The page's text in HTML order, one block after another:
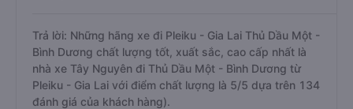
Trả lời: Những hãng xe đi Pleiku - Gia Lai Thủ Dầu Một -
Bình Dương chất lượng tốt, xuất sắc, cao cấp nhất là
nhà xe Tây Nguyên đi Thủ Dầu Một - Bình Dương từ
Pleiku - Gia Lai với điểm chất lượng là 5/5 dựa trên 134
đánh giá của khách hàng).